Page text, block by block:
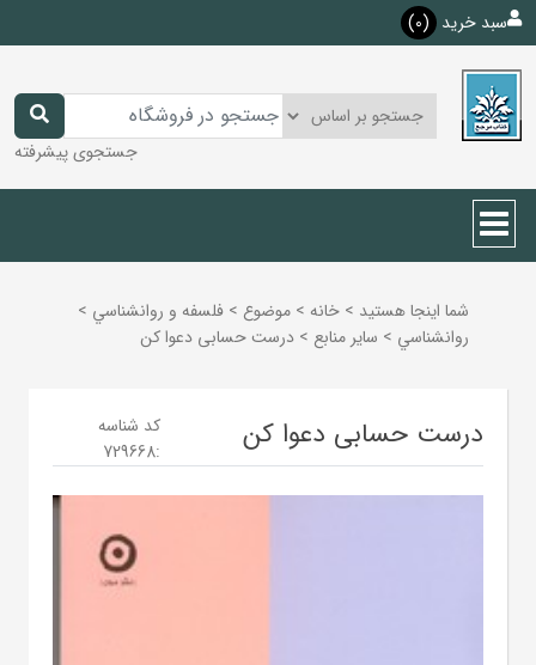
سبد خرید (0)
جستجوی پیشرفته
شما اینجا هستید > خانه > موضوع > فلسفه و روانشناسي >
روانشناسي > ساير منابع > درست حسابی دعوا کن
درست حسابی دعوا کن
کد شناسه
:
729668